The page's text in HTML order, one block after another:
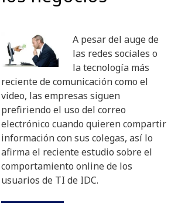
A pesar del auge de
las redes sociales o
la tecnología más
reciente de comunicación como el
video, las empresas siguen
prefiriendo el uso del correo
electrónico cuando quieren compartir
información con sus colegas, así lo
afirma el reciente estudio sobre el
comportamiento online de los
usuarios de TI de IDC.